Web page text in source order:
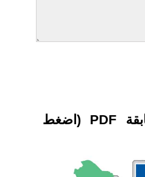
الاصدارات السابقة PDF (اضغط